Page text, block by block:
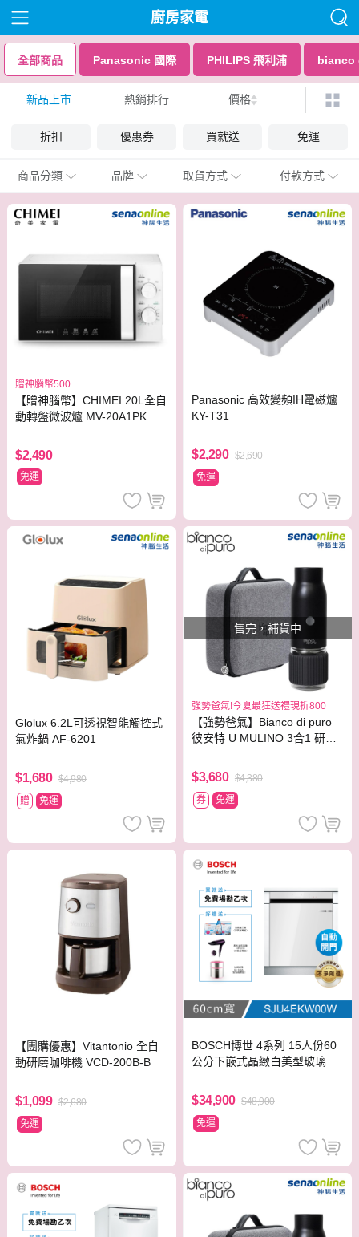
廚房家電
全部商品 Panasonic 國際 PHILIPS 飛利浦 bianco
新品上市 熱銷排行 價格
折扣 優惠券 買就送 免運
商品分類 品牌 取貨方式 付款方式
贈神腦幣500
【贈神腦幣】CHIMEI 20L全自
動轉盤微波爐 MV-20A1PK
$2,490
免運
Panasonic 高效變頻IH電磁爐
KY-T31
$2,290 $2,690
免運
Glolux 6.2L可透視智能觸控式
氣炸鍋 AF-6201
$1,680 $4,980
贈
免運
售完，補貨中
強勢爸氣!今夏最狂送禮現折800
【強勢爸氣】Bianco di puro
彼安特 U MULINO 3合1 研磨
$3,680 $4,380
券
免運
【團購優惠】Vitantonio 全自
動研磨咖啡機 VCD-200B-B
$1,099 $2,680
免運
BOSCH博世 4系列 15人份60
公分下嵌式晶緻白美型玻璃洗
$34,900 $48,900
免運